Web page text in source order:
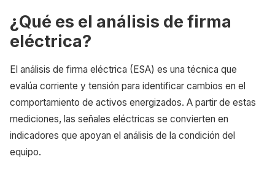
¿Qué es el análisis de firma
eléctrica?
El análisis de firma eléctrica (ESA) es una técnica que
evalúa corriente y tensión para identificar cambios en el
comportamiento de activos energizados. A partir de estas
mediciones, las señales eléctricas se convierten en
indicadores que apoyan el análisis de la condición del
equipo.